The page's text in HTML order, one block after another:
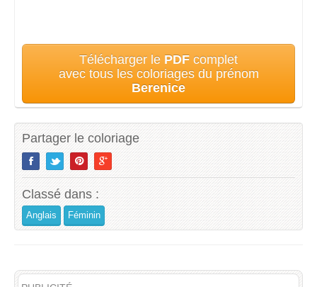
Télécharger le PDF complet
avec tous les coloriages du prénom
Berenice
Partager le coloriage
Classé dans :
Anglais Féminin